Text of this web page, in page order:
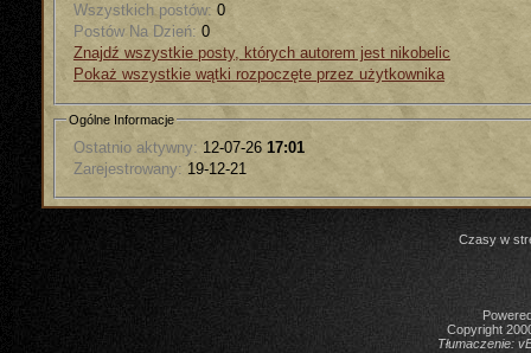
Wszystkich postów: 0
Postów Na Dzień: 0
Znajdź wszystkie posty, których autorem jest nikobelic
Pokaż wszystkie wątki rozpoczęte przez użytkownika
Ogólne Informacje
Ostatnio aktywny: 12-07-26 17:01
Zarejestrowany: 19-12-21
Czasy w
Copyright
Tłumaczenie: